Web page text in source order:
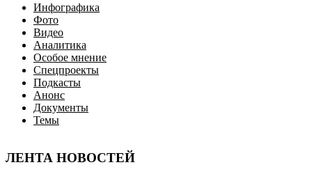
Инфографика
Фото
Видео
Аналитика
Особое мнение
Спецпроекты
Подкасты
Анонс
Документы
Темы
ЛЕНТА НОВОСТЕЙ